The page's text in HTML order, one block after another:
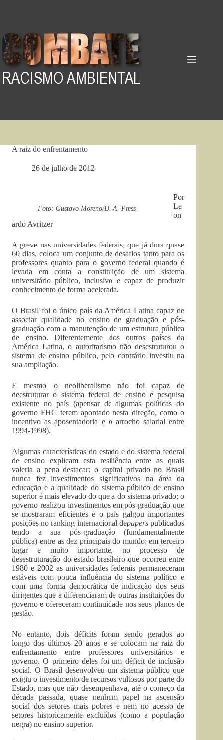
A raiz do enfrentamento
26 de julho de 2012
Foto: Gustavo Moreno/D. A. Press
Por
Le
on
ardo Avritzer
A greve nas universidades federais, que já dura quase
60 dias, coloca um conjunto de desafios tanto para os
professores quanto para o governo federal quando é
levada em conta a constituição de um sistema
universitário público, inclusivo e capaz de produzir
conhecimento de forma acelerada.
O Brasil foi o único país da América Latina capaz de
associar qualidade no ensino de graduação e pós-
graduação com a manutenção de um estrutura pública
de ensino. Diferentemente dos outros países da
América Latina, o autoritarismo não desestruturou o
sistema de ensino público, pelo contrário investiu na
sua ampliação.
E mesmo o neoliberalismo não foi capaz de
deestruturar o sistema federal de ensino e pesquisa
existente no país (apensar de algumas políticas do
governo FHC terem apontado nesta direção, como o
incentivo as aposentadoria e o arrocho salarial entre
1994-1998).
Algumas características do estado e do sistema federal
de ensino explicam esta resiliência entre as quais
valeria a pena destacar: o capital privado no Brasil
nunca fez investimentos significativos na área da
educação e a qualidade do sistema público de ensino
superior é mais elevado do que a do sistema privado; o
governo realizou investimentos em pós-graduação que
se mostraram eficientes e o país galgou importantes
posições no ranking internacional depapers publicados
tendo a sua pós-graduação (fundamentalmente
pública) entre as dez principais do mundo; em terceiro
lugar e muito importante, no processo de
desestruturação do estado brasileiro que ocorreu entre
1980 e 2002 as universidades federais permaneceram
estáveis com pouca influência do sistema político e
com uma forma democrática de indicação dos seus
dirigentes que a diferenciaram de outras instituições do
governo e ofereceram continuidade nos seus planos de
gestão.
No entanto, dois déficits foram sendo gerados ao
longo dos últimos 20 anos e se colocam na raiz do
enfrentamento entre professores universitários e
governo. O primeiro deles foi um déficit de inclusão
social. O Brasil desenvolveu um sistema público que
exigiu o investimento de recursos vultosos por parte do
Estado, mas que não desempenhava, até o começo da
década passada, quase nenhum papel na ascensão
social dos setores mais pobres e nem no acesso de
setores historicamente excluídos (como a população
negra) no ensino superior.